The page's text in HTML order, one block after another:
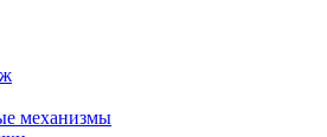
механизмы